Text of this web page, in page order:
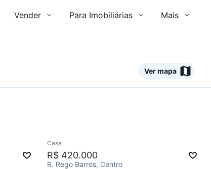
Vender Para Imobiliárias Mais
Ver mapa
Casa
R$ 420.000
R. Rego Barros, Centro